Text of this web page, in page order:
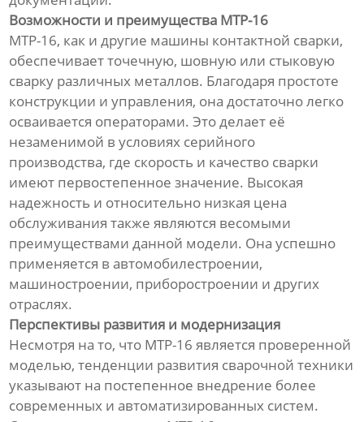
Возможности и преимущества МТР-16
МТР-16, как и другие машины контактной сварки,
обеспечивает точечную, шовную или стыковую
сварку различных металлов. Благодаря простоте
конструкции и управления, она достаточно легко
осваивается операторами. Это делает её
незаменимой в условиях серийного
производства, где скорость и качество сварки
имеют первостепенное значение. Высокая
надежность и относительно низкая цена
обслуживания также являются весомыми
преимуществами данной модели. Она успешно
применяется в автомобилестроении,
машиностроении, приборостроении и других
отраслях.
Перспективы развития и модернизация
Несмотря на то, что МТР-16 является проверенной
моделью, тенденции развития сварочной техники
указывают на постепенное внедрение более
современных и автоматизированных систем.